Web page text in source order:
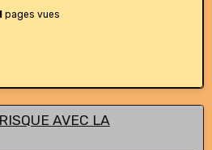
pages vues
AVEC LA